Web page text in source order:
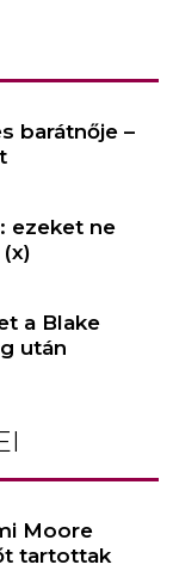
barátnője –
ezeket ne
a Blake
után
Moore
tartottak